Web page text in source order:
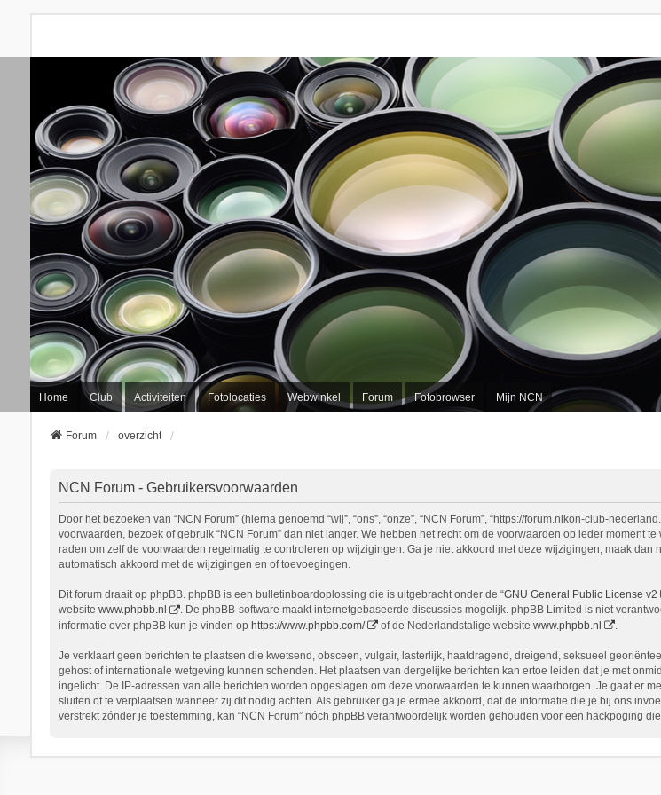
Home Club Activiteiten Fotolocaties Webwinkel Forum Fotobrowser Mijn NCN
Forum overzicht
NCN Forum - Gebruikersvoorwaarden
Door het bezoeken van “NCN Forum” (hierna genoemd “wij”, “ons”, “onze”, “NCN Forum”, “https://forum.nikon-club-
voorwaarden, bezoek of gebruik “NCN Forum” dan niet langer. We hebben het recht om de voorwaarden op ieder moment
raden om zelf de voorwaarden regelmatig te controleren op wijzigingen. Ga je niet akkoord met deze wijzigingen, maak dan
automatisch akkoord met de wijzigingen en of toevoegingen.
Dit forum draait op phpBB. phpBB is een bulletinboardoplossing die is uitgebracht onder de “GNU General Public License v2
website www.phpbb.nl
. De phpBB-software maakt internetgebaseerde discussies mogelijk. phpBB Limited is niet
informatie over phpBB kun je vinden op https://www.phpbb.com/ of de Nederlandstalige website www.phpbb.nl .
Je verklaart geen berichten te plaatsen die kwetsend, obsceen, vulgair, lasterlijk, haatdragend, dreigend, seksueel
gehost of internationale wetgeving kunnen schenden. Het plaatsen van dergelijke berichten kan ertoe leiden dat je met
ingelicht. De IP-adressen van alle berichten worden opgeslagen om deze voorwaarden te kunnen waarborgen. Je gaat er
sluiten of te verplaatsen wanneer zij dit nodig achten. Als gebruiker ga je ermee akkoord, dat de informatie die je bij ons
verstrekt zónder je toestemming, kan “NCN Forum” nóch phpBB verantwoordelijk worden gehouden voor een hackpoging